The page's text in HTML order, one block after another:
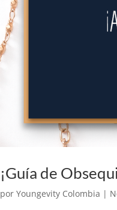
¡Guía de
porYoungevity Colombia |